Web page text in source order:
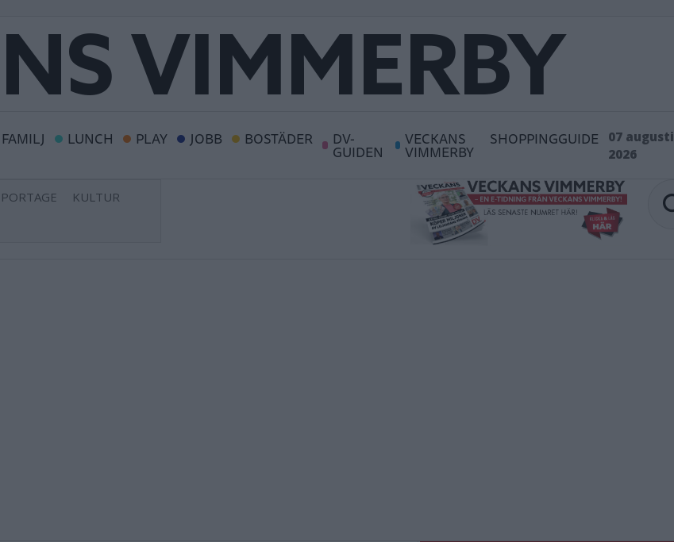
FAMILJ LUNCH PLAY JOBB BOSTÄDER DV-
GUIDEN
VECKANS
VIMMERBY
SHOPPINGGUIDE
07 augusti
2026
KULTUR